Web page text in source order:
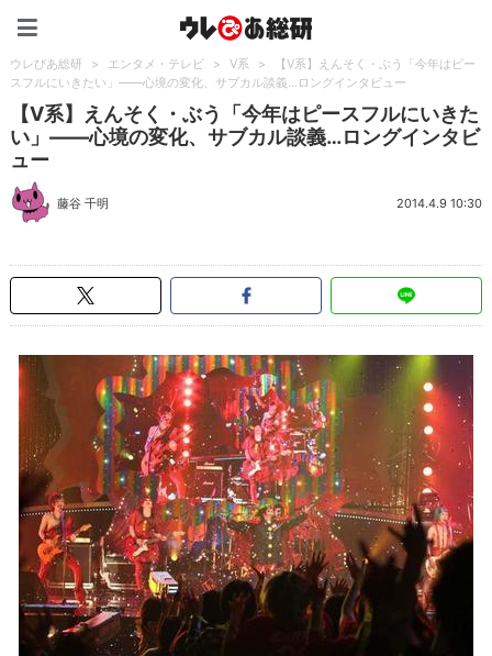
ウレぴあ総研 > エンタメ・テレビ > V系 >
【V系】えんそく・ぶう「今年はピー
スフルにいきたい」――心境の変化、サブカル談義…ロングインタビュー
【V系】えんそく・ぶう「今年はピースフルにいきた
い」――心境の変化、サブカル談義…ロングインタビ
ュー
藤谷 千明 2014.4.9 10:30